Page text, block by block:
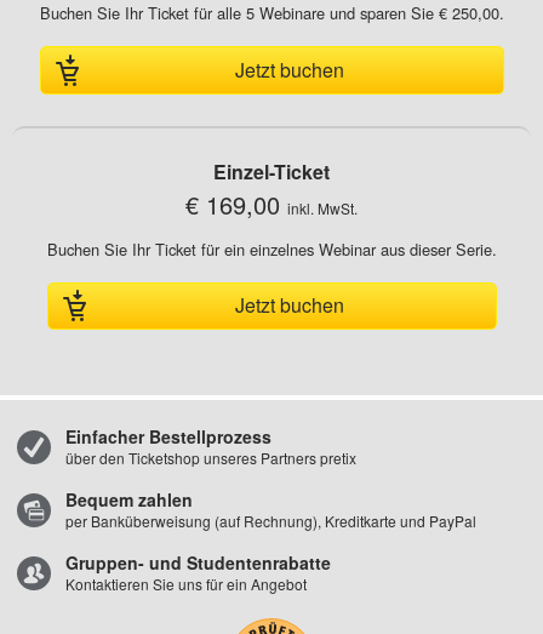
Buchen Sie Ihr Ticket für alle 5 Webinare und sparen Sie € 250,00.
Jetzt buchen
Einzel-Ticket
€ 169,00 inkl. MwSt.
Buchen Sie Ihr Ticket für ein einzelnes Webinar aus dieser Serie.
Jetzt buchen
Einfacher Bestellprozess
über den Ticketshop unseres Partners pretix
Bequem zahlen
per Banküberweisung (auf Rechnung), Kreditkarte und PayPal
Gruppen- und Studentenrabatte
Kontaktieren Sie uns für ein Angebot